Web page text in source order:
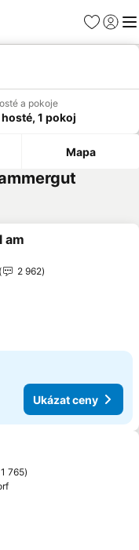
Oblíbené
a pokoje
1 pokoj
Mapa
seznam oblíbených
am
2 962
Ukázat ceny
seznam oblíbených
1 765